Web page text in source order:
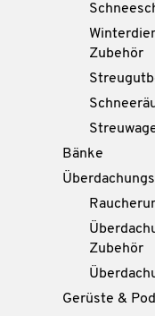
Zubehör
Bänke
Zubehör
Gerüste &